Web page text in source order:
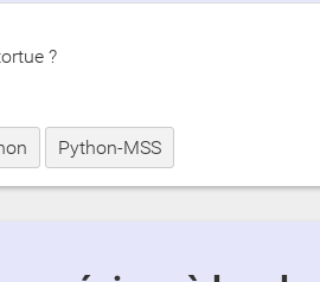
?
Python-MSS